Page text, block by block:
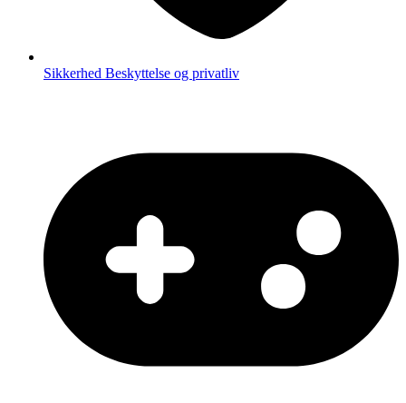
Sikkerhed Beskyttelse og privatliv